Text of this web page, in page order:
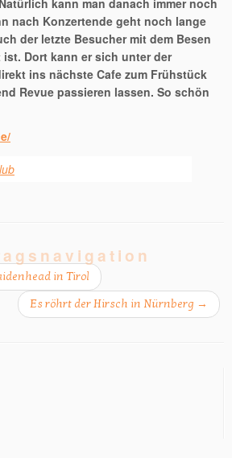
kann man danach immer noch
nach Konzertende geht noch lange
der letzte Besucher mit dem Besen
Dort kann er sich unter der
ins nächste Cafe zum Frühstück
Revue passieren lassen. So schön
in Tirol
Es röhrt der Hirsch in Nürnberg →